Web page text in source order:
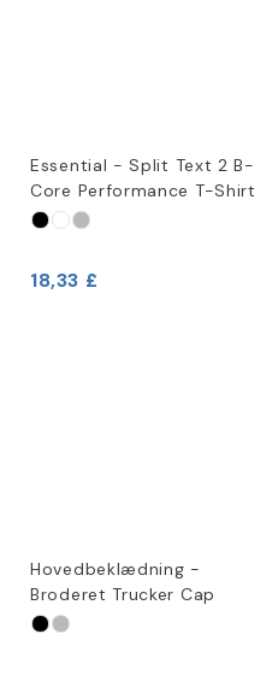
Essential - Split Text 2 B-
Core Performance T-Shirt
18,33 £
Hovedbeklædning -
Broderet Trucker Cap